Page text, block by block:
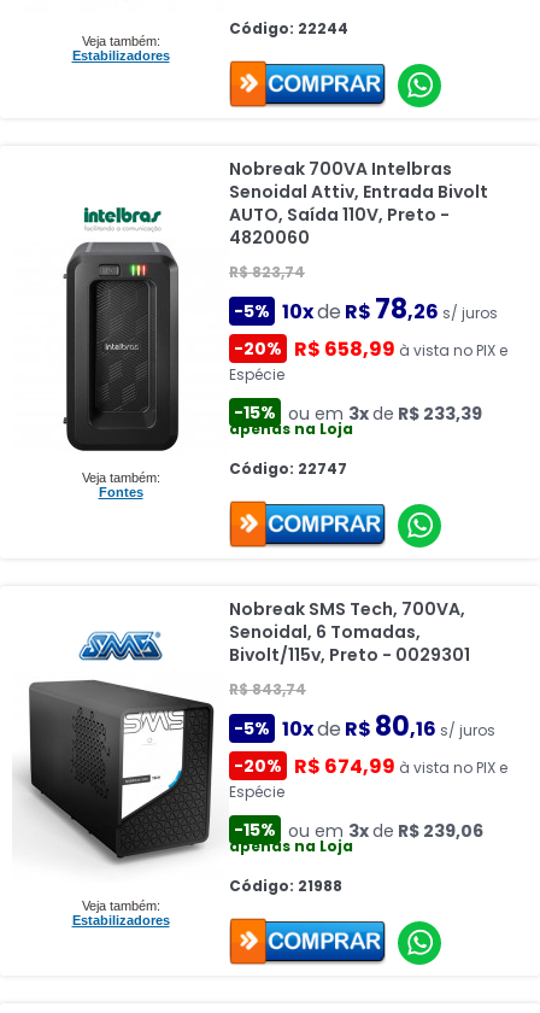
Veja também:
Estabilizadores
Código: 22244
Veja também:
Fontes
Nobreak 700VA Intelbras
Senoidal Attiv, Entrada Bivolt
AUTO, Saída 110V, Preto -
4820060
R$ 823,74
-5% 10xde R$ 78,26 s/ juros
-20% R$ 658,99 à vista no PIX e
Espécie
-15% ou em 3xde R$ 233,39
apenas na Loja
Código: 22747
Veja também:
Estabilizadores
Nobreak SMS Tech, 700VA,
Senoidal, 6 Tomadas,
Bivolt/115v, Preto - 0029301
R$ 843,74
-5% 10xde R$ 80,16 s/ juros
-20% R$ 674,99 à vista no PIX e
Espécie
-15% ou em 3xde R$ 239,06
apenas na Loja
Código: 21988